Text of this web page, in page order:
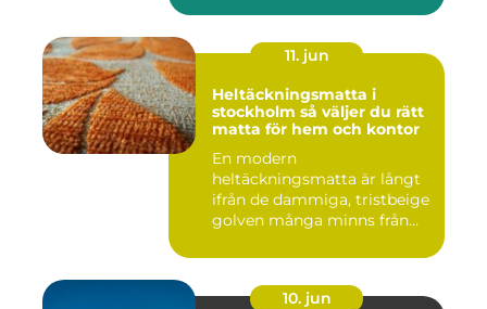
11. jun
Heltäckningsmatta i
stockholm så väljer du rätt
matta för hem och kontor
En modern
heltäckningsmatta är långt
ifrån de dammiga, tristbeige
golven många minns från
10. jun